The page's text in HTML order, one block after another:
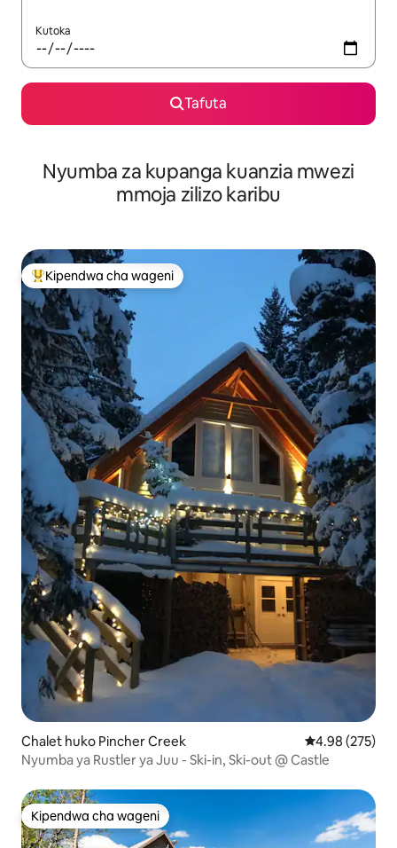
Kutoka
Tafuta
Nyumba za kupanga kuanzia mwezi
mmoja zilizo karibu
Kipendwa maarufu cha wageni
Kipendwa cha wageni
Chalet huko Pincher Creek Ukadiriaji wa
4.98 (275)
Nyumba ya Rustler ya Juu - Ski-in, Ski-out @ Castle
Kipendwa cha wageni
Kipendwa cha wageni